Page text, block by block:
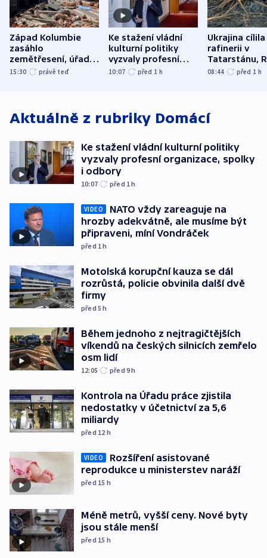
Západ Kolumbie
zasáhlo
zemětřesení, úřady
hlásí přes sto obětí
15:30 právě teď
Ke stažení vládní
kulturní politiky
vyzvaly profesní
organizace, spolky i
10:07 před 1 h
Ukrajina cílila
rafinerii v
Tatarstánu,
útočilo na
08:44 před 1 h
Aktuálně z rubriky Domácí
Ke stažení vládní kulturní politiky
vyzvaly profesní organizace, spolky
i odbory
10:07 před 1h
VIDEO
NATO vždy zareaguje na
hrozby adekvátně, ale musíme být
připraveni, míní Vondráček
před 1h
Motolská korupční kauza se dál
rozrůstá, policie obvinila další dvě
firmy
před 5h
Během jednoho z nejtragičtějších
víkendů na českých silnicích zemřelo
osm lidí
12:05 před 9h
Kontrola na Úřadu práce zjistila
nedostatky v účetnictví za 5,6
miliardy
před 12 h
VIDEO
Rozšíření asistované
reprodukce u ministerstev naráží
před 15 h
Méně metrů, vyšší ceny. Nové byty
jsou stále menší
před 15 h